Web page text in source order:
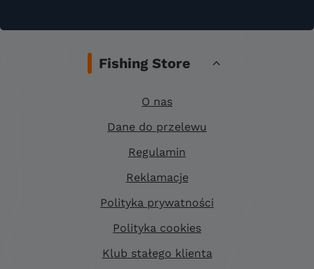
Fishing Store
O nas
Dane do przelewu
Regulamin
Reklamacje
Polityka prywatności
Polityka cookies
Klub stałego klienta